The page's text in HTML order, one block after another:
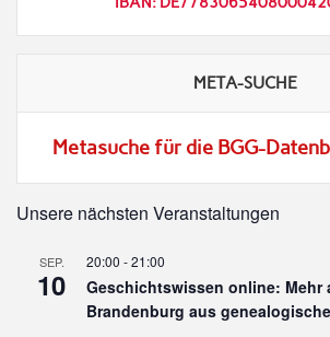
META-SUCHE
Metasuche für die BGG-
Unsere nächsten Veranstaltungen
SEP.
10
20:00 -21:00
Geschichtswissen online: Mehr
Brandenburg aus